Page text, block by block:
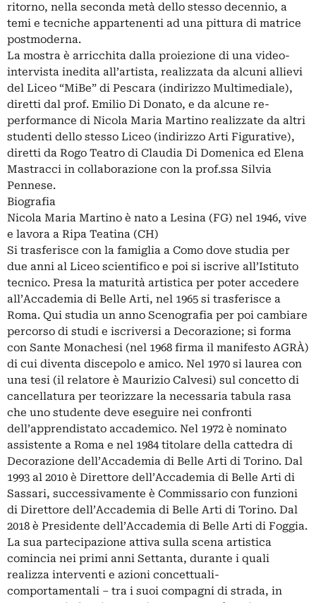
ritorno, nella seconda metà dello stesso decennio, a
temi e tecniche appartenenti ad una pittura di matrice
postmoderna.
La mostra è arricchita dalla proiezione di una video-
intervista inedita all’artista, realizzata da alcuni allievi
del Liceo “MiBe” di Pescara (indirizzo Multimediale),
diretti dal prof. Emilio Di Donato, e da alcune re-
performance di Nicola Maria Martino realizzate da altri
studenti dello stesso Liceo (indirizzo Arti Figurative),
diretti da Rogo Teatro di Claudia Di Domenica ed Elena
Mastracci in collaborazione con la prof.ssa Silvia
Pennese.
Biografia
Nicola Maria Martino è nato a Lesina (FG) nel 1946, vive
e lavora a Ripa Teatina (CH)
Si trasferisce con la famiglia a Como dove studia per
due anni al Liceo scientifico e poi si iscrive all’Istituto
tecnico. Presa la maturità artistica per poter accedere
all’Accademia di Belle Arti, nel 1965 si trasferisce a
Roma. Qui studia un anno Scenografia per poi cambiare
percorso di studi e iscriversi a Decorazione; si forma
con Sante Monachesi (nel 1968 firma il manifesto AGRÀ)
di cui diventa discepolo e amico. Nel 1970 si laurea con
una tesi (il relatore è Maurizio Calvesi) sul concetto di
cancellatura per teorizzare la necessaria tabula rasa
che uno studente deve eseguire nei confronti
dell’apprendistato accademico. Nel 1972 è nominato
assistente a Roma e nel 1984 titolare della cattedra di
Decorazione dell’Accademia di Belle Arti di Torino. Dal
1993 al 2010 è Direttore dell’Accademia di Belle Arti di
Sassari, successivamente è Commissario con funzioni
di Direttore dell’Accademia di Belle Arti di Torino. Dal
2018 è Presidente dell’Accademia di Belle Arti di Foggia.
La sua partecipazione attiva sulla scena artistica
comincia nei primi anni Settanta, durante i quali
realizza interventi e azioni concettuali-
comportamentali – tra i suoi compagni di strada, in